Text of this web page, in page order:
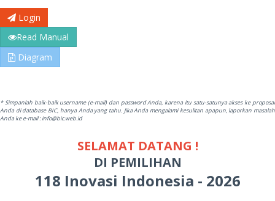
Login
Read Manual
Diagram
* Simpanlah baik-baik username (e-mail) dan password Anda, karena itu satu-satunya akses ke proposal
Anda di database BIC, hanya Anda yang tahu. Jika Anda mengalami kesulitan apapun, laporkan masalah
Anda ke e-mail : info@bic.web.id
SELAMAT DATANG !
DI PEMILIHAN
118 Inovasi Indonesia - 2026